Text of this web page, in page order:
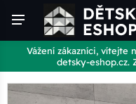
Vážení zákazníci, vítejte
detsky-eshop.cz.